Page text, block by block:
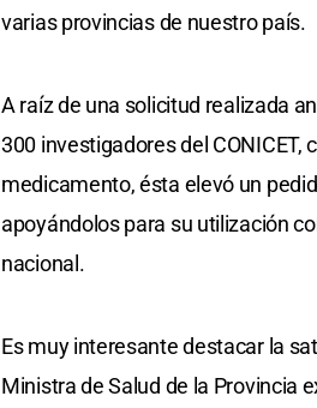
varias provincias de nuestro país.
A raíz de una solicitud realizada
300 investigadores del
medicamento, ésta elevó un
apoyándolos para su utilización
nacional.
Es muy interesante destacar la
Ministra de Salud de la Provincia